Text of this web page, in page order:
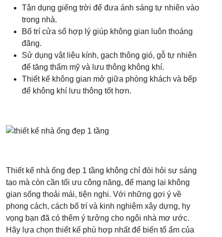
Tận dụng giếng trời để đưa ánh sáng tự nhiên vào
trong nhà.
Bố trí cửa sổ hợp lý giúp không gian luôn thoáng
đãng.
Sử dụng vật liệu kính, gạch thông gió, gỗ tự nhiên
để tăng thẩm mỹ và lưu thông không khí.
Thiết kế không gian mở giữa phòng khách và bếp
để không khí lưu thông tốt hơn.
Thiết kế nhà ống đẹp 1 tầng không chỉ đòi hỏi sự sáng
tạo mà còn cần tối ưu công năng, để mang lại không
gian sống thoải mái, tiện nghi. Với những gợi ý về
phong cách, cách bố trí và kinh nghiệm xây dựng, hy
vọng bạn đã có thêm ý tưởng cho ngôi nhà mơ ước.
Hãy lựa chọn thiết kế phù hợp nhất để biến tổ ấm của